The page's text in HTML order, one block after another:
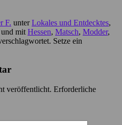
F. unterLokales und Entdecktes,
mit Hessen, Matsch, Modder,
Setze ein
veröffentlicht. Erforderliche